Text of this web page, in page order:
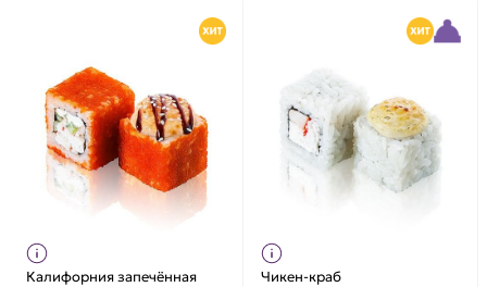
Калифорния запечённая Чикен-краб